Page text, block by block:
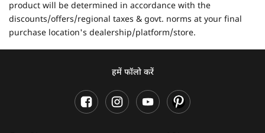
product will be determined in accordance with the
discounts/offers/regional taxes & govt. norms at your final
purchase location's dealership/platform/store.
हमें फॉलो करें